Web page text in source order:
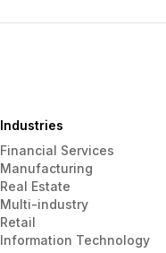
Industries
Financial Services
Manufacturing
Real Estate
Multi-industry
Retail
Information Technology